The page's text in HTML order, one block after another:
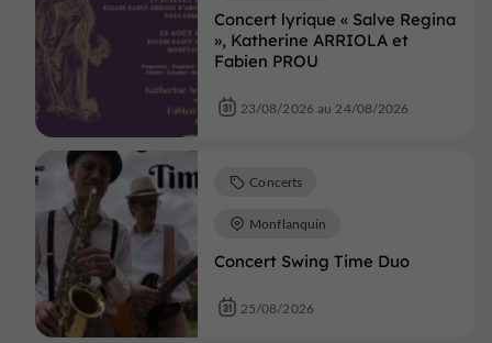
Concert lyrique « Salve Regina
», Katherine ARRIOLA et
Fabien PROU
23/08/2026 au 24/08/2026
Concert Swing Time Duo
Concerts
Monflanquin
25/08/2026